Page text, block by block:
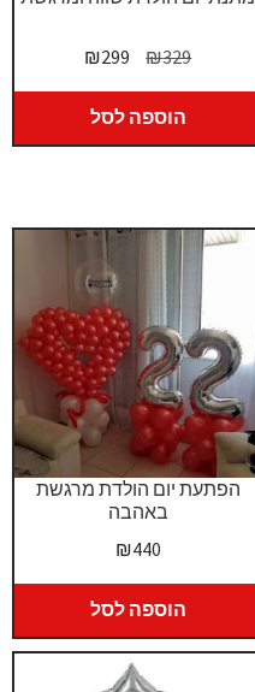
₪329
המחיר
היה:
₪329.
₪299
המחיר
₪299.
הוספה לסל
הפתעת יום הולדת מרגשת
באהבה
₪440
הוספה לסל